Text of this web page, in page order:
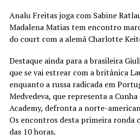
Analu Freitas joga com Sabine
Madalena Matias tem encontro
do court com a alemã Charlotte
Destaque ainda para a brasileira
que se vai estrear com a britânica
enquanto a russa radicada em
Medvedeva, que representa a
Academy, defronta a norte-
Os encontros desta primeira ronda
das 10 horas.